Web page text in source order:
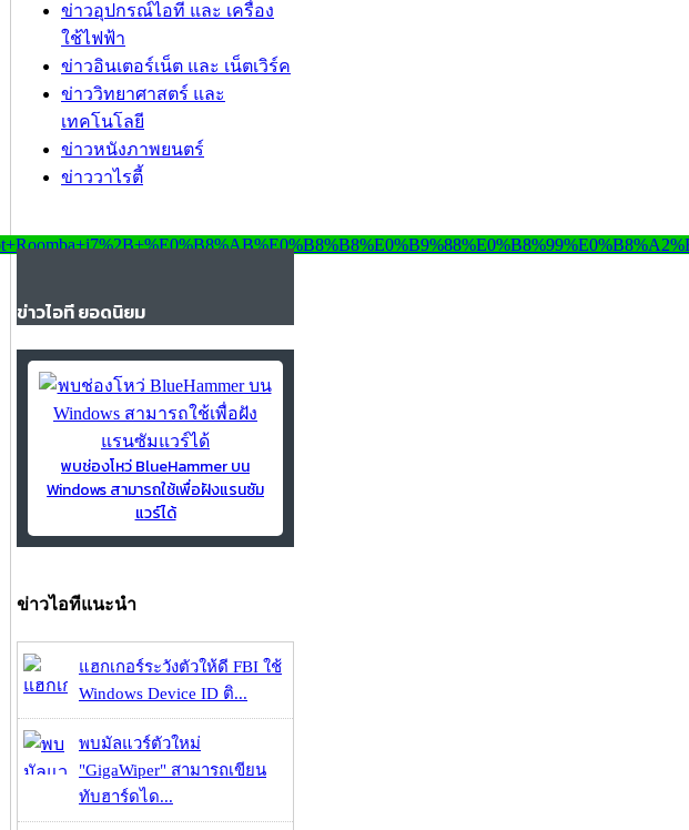
ข่าวอุปกรณ์ไอที และ เครื่อง
ใช้ไฟฟ้า
ข่าวอินเตอร์เน็ต และ เน็ตเวิร์ค
ข่าววิทยาศาสตร์ และ
เทคโนโลยี
ข่าวหนังภาพยนตร์
ข่าววาไรตี้
ข่าวไอที ยอดนิยม
พบช่องโหว่ BlueHammer บน
Windows สามารถใช้เพื่อฝังแรนซัม
แวร์ได้
ข่าวไอทีแนะนำ
แฮกเกอร์ระวังตัวให้ดี FBI ใช้
Windows Device ID ติ...
พบมัลแวร์ตัวใหม่
"GigaWiper" สามารถเขียน
ทับฮาร์ดได...